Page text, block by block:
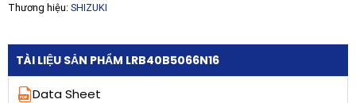
Thương hiệu: SHIZUKI
TÀI LIỆU SẢN PHẨM LRB40B5066N16
Data Sheet